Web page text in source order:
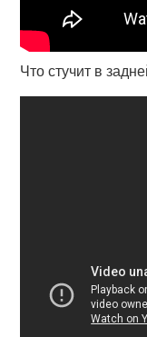
Что стучит в